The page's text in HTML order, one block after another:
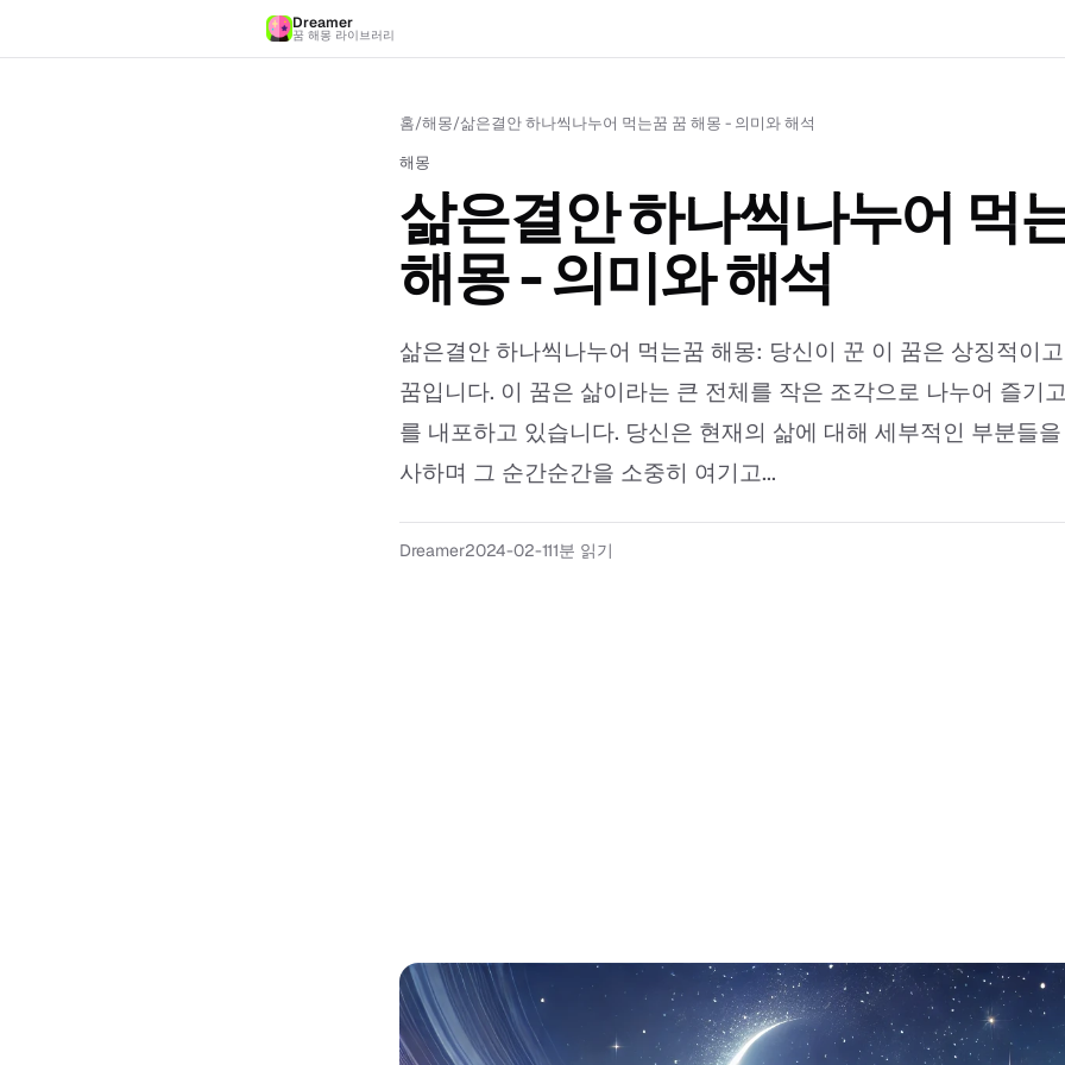
Dreamer
꿈 해몽 라이브러리
홈/해몽/삶은결안 하나씩나누어 먹는꿈 꿈 해몽 - 의미와 해석
해몽
삶은결안 하나씩나누어 먹
해몽 - 의미와 해석
삶은결안 하나씩나누어 먹는꿈 해몽: 당신이 꾼 이 꿈은 상징적이
꿈입니다. 이 꿈은 삶이라는 큰 전체를 작은 조각으로 나누어 즐기
를 내포하고 있습니다. 당신은 현재의 삶에 대해 세부적인 부분들
사하며 그 순간순간을 소중히 여기고...
Dreamer2024-02-111분 읽기